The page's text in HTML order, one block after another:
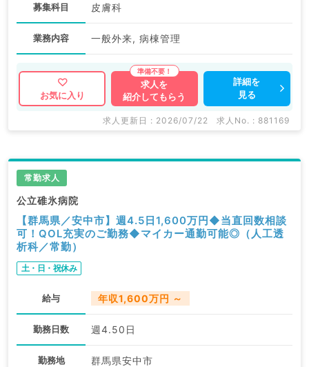
募集科目 皮膚科
業務内容 一般外来, 病棟管理
お気に入り
求人を
紹介してもらう
詳細を
見る
求人更新日 : 2026/07/22 求人No. : 881169
常勤求人
公立碓氷病院
【群馬県／安中市】週4.5日1,600万円◆当直回数相談
可！QOL充実のご勤務◆マイカー通勤可能◎（人工透
析科／常勤）
土・日・祝休み
給与 年収1,600万円 ～
勤務日数 週4.50日
勤務地 群馬県安中市